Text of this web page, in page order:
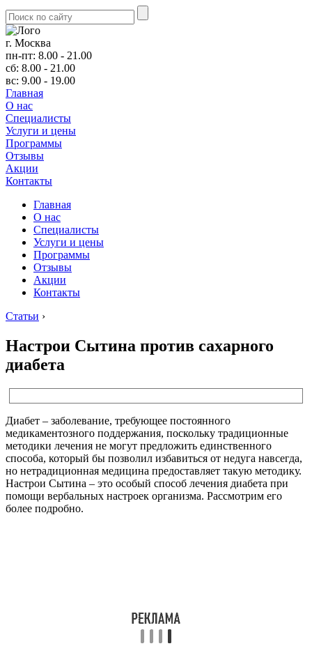
г. Москва
пн-пт: 8.00 - 21.00
сб: 8.00 - 21.00
вс: 9.00 - 19.00
Главная
О нас
Cпециалисты
Услуги и цены
Программы
Отзывы
Акции
Контакты
Главная
О нас
Cпециалисты
Услуги и цены
Программы
Отзывы
Акции
Контакты
Статьи ›
Настрои Сытина против сахарного
диабета
Диабет – заболевание, требующее постоянного
медикаментозного поддержания, поскольку традиционные
методики лечения не могут предложить единственного
способа, который бы позволил избавиться от недуга навсегда,
но нетрадиционная медицина предоставляет такую методику.
Настрои Сытина – это особый способ лечения диабета при
помощи вербальных настроек организма. Рассмотрим его
более подробно.